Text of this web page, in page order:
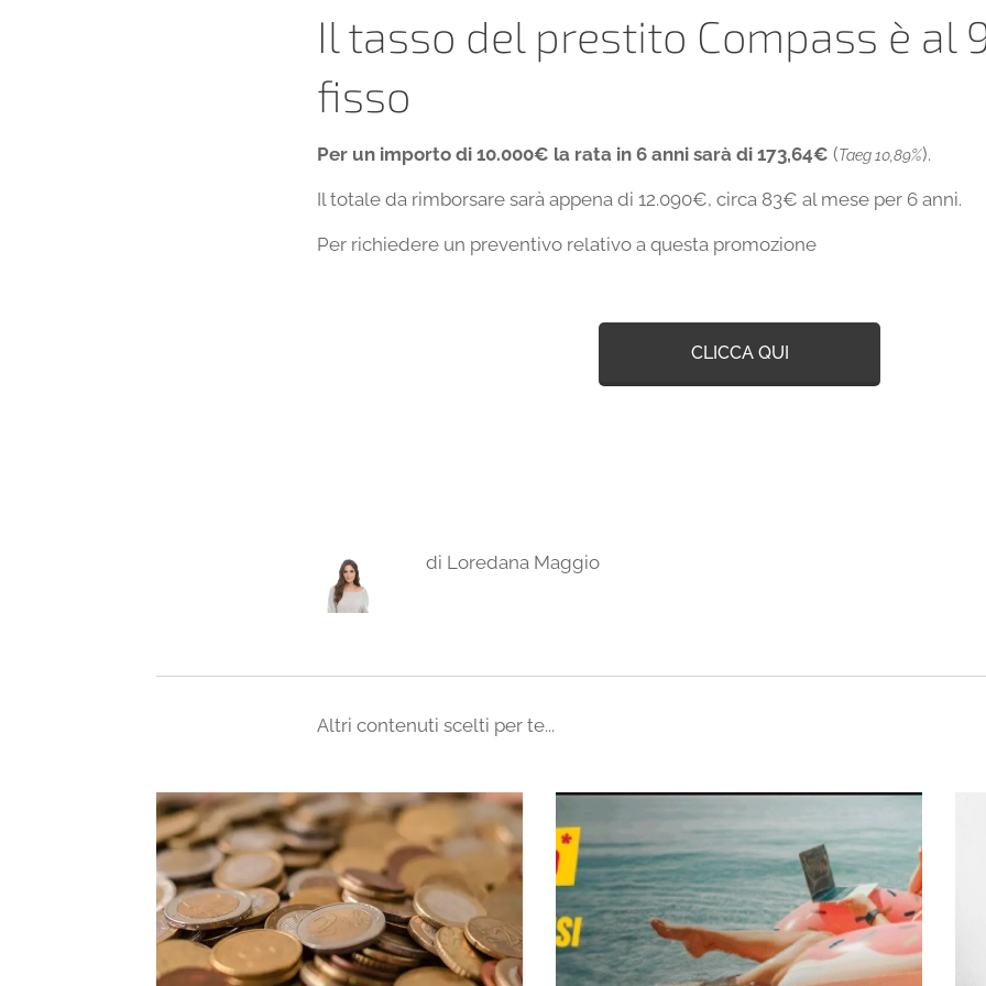
Il tasso del prestito Compass è al
fisso
Per un importo di 10.000€ la rata in 6 anni sarà di 173,64€ (Taeg 10,89%).
Il totale da rimborsare sarà appena di 12.090€, circa 83€ al mese per 6 anni.
Per richiedere un preventivo relativo a questa promozione
CLICCA QUI
di Loredana Maggio
Altri contenuti scelti per te...